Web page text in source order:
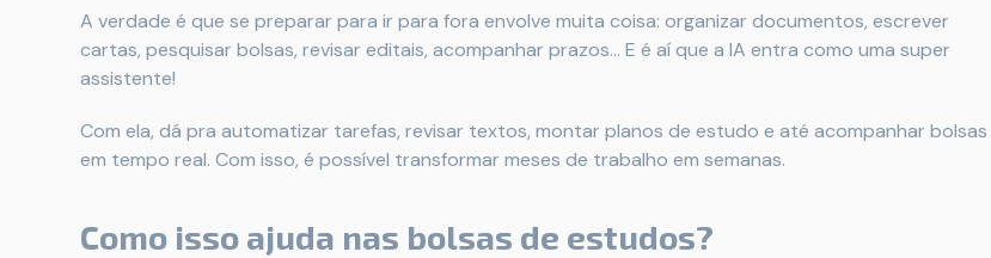
A verdade é que se preparar para ir para fora envolve muita coisa: organizar documentos, escrever
cartas, pesquisar bolsas, revisar editais, acompanhar prazos... E é aí que a IA entra como uma super
assistente!
Com ela, dá pra automatizar tarefas, revisar textos, montar planos de estudo e até acompanhar bolsas
em tempo real. Com isso, é possível transformar meses de trabalho em semanas.
Como isso ajuda nas bolsas de estudos?